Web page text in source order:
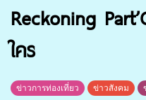
Reckoning
ใคร
ข่าวการท่องเที่ยว ข่าวสังคม